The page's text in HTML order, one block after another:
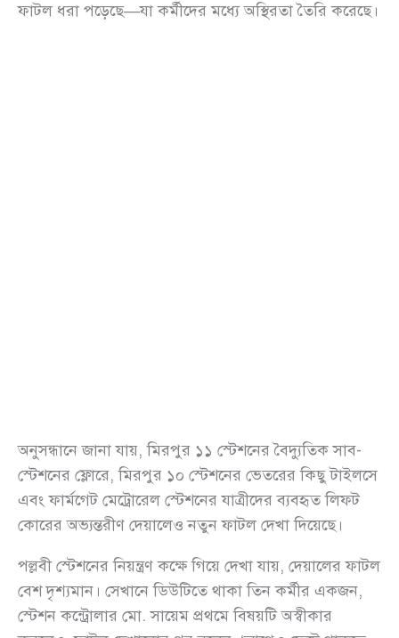
ফাটল ধরা পড়েছে—যা কর্মীদের মধ্যে অস্থিরতা তৈরি করেছে।
অনুসন্ধানে জানা যায়, মিরপুর ১১ স্টেশনের বৈদ্যুতিক সাব-
স্টেশনের ফ্লোরে, মিরপুর ১০ স্টেশনের ভেতরের কিছু টাইলসে
এবং ফার্মগেট মেট্রোরেল স্টেশনের যাত্রীদের ব্যবহৃত লিফট
কোরের অভ্যন্তরীণ দেয়ালেও নতুন ফাটল দেখা দিয়েছে।
পল্লবী স্টেশনের নিয়ন্ত্রণ কক্ষে গিয়ে দেখা যায়, দেয়ালের ফাটল
বেশ দৃশ্যমান। সেখানে ডিউটিতে থাকা তিন কর্মীর একজন,
স্টেশন কন্ট্রোলার মো. সায়েম প্রথমে বিষয়টি অস্বীকার